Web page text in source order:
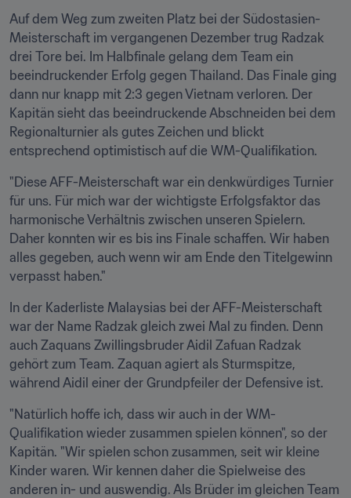
Auf dem Weg zum zweiten Platz bei der Südostasien-
Meisterschaft im vergangenen Dezember trug Radzak
drei Tore bei. Im Halbfinale gelang dem Team ein
beeindruckender Erfolg gegen Thailand. Das Finale ging
dann nur knapp mit 2:3 gegen Vietnam verloren. Der
Kapitän sieht das beeindruckende Abschneiden bei dem
Regionalturnier als gutes Zeichen und blickt
entsprechend optimistisch auf die WM-Qualifikation.
"Diese AFF-Meisterschaft war ein denkwürdiges Turnier
für uns. Für mich war der wichtigste Erfolgsfaktor das
harmonische Verhältnis zwischen unseren Spielern.
Daher konnten wir es bis ins Finale schaffen. Wir haben
alles gegeben, auch wenn wir am Ende den Titelgewinn
verpasst haben."
In der Kaderliste Malaysias bei der AFF-Meisterschaft
war der Name Radzak gleich zwei Mal zu finden. Denn
auch Zaquans Zwillingsbruder Aidil Zafuan Radzak
gehört zum Team. Zaquan agiert als Sturmspitze,
während Aidil einer der Grundpfeiler der Defensive ist.
"Natürlich hoffe ich, dass wir auch in der WM-
Qualifikation wieder zusammen spielen können", so der
Kapitän. "Wir spielen schon zusammen, seit wir kleine
Kinder waren. Wir kennen daher die Spielweise des
anderen in- und auswendig. Als Brüder im gleichen Team